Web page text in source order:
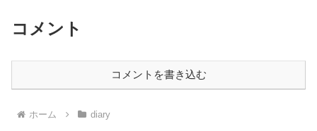
コメント
コメントを書き込む
ホーム diary